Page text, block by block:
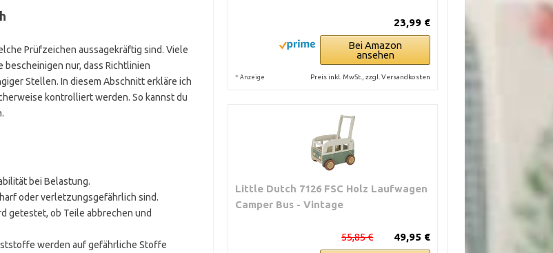
Prüfzeichen aussagekräftig sind. Viele
nur, dass Richtlinien
Stellen. In diesem Abschnitt erkläre ich
kontrolliert werden. So kannst du
bei Belastung.
oder verletzungsgefährlich sind.
getestet, ob Teile abbrechen und
werden auf gefährliche Stoffe
23,99 €
Bei Amazon
ansehen
* Anzeige Preis inkl. MwSt., zzgl. Versandkosten
Little Dutch 7126 FSC Holz Laufwagen
Camper Bus - Vintage
49,95 €
55,85 €